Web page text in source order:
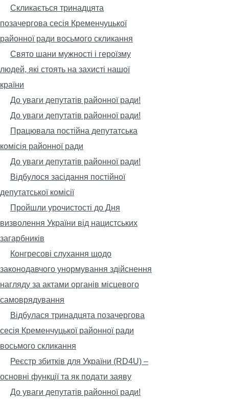
Скликається тринадцята
позачергова сесія Кременчуцької
районної ради восьмого скликання
Свято шани мужності і героїзму
людей, які стоять на захисті нашої
країни
До уваги депутатів районної ради!
До уваги депутатів районної ради!
Працювала постійна депутатська
комісія районної ради
До уваги депутатів районної ради!
Відбулося засідання постійної
депутатської комісії
Пройшли урочистості до Дня
визволення України від нацистських
загарбників
Конгресові слухання щодо
законодавчого унормування здійснення
нагляду за актами органів місцевого
самоврядування
Відбулася тринадцята позачергова
сесія Кременчуцької районної ради
восьмого скликання
Реєстр збитків для України (RD4U) –
основні функції та як подати заяву
До уваги депутатів районної ради!